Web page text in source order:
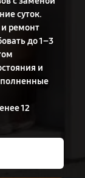
суток.
ремонт
до 1–3
и
12